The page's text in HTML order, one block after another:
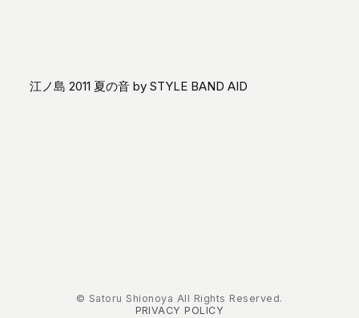
江ノ島 2011 夏の音 by STYLE BAND AID
© Satoru Shionoya All Rights Reserved.
PRIVACY POLICY